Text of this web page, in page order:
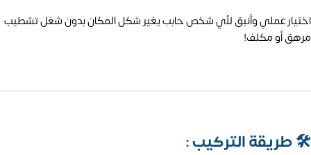
اختيار عملي وأنيق لأي شخص حابب يغير شكل المكان بدون شغل تشطيب
مرهق أو مكلف!
🛠️طريقة التركيب :